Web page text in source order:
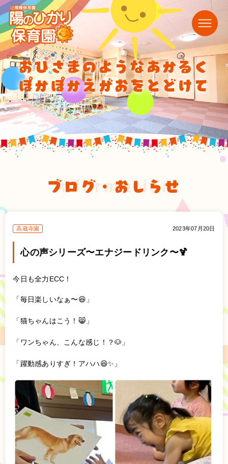
おひさまのようなあかるく
ぽかぽかえがおをとどけて
ブログ・おしらせ
information
高蔵寺園 2023年07月20日
心の声シリーズ〜エナジードリンク〜🍹
今日も全力ECC！
「毎日楽しいなぁ〜😆」
「猫ちゃんはこう！😸」
「ワンちゃん、こんな感じ！？🐶」
「躍動感ありすぎ！アハハ😆✨」